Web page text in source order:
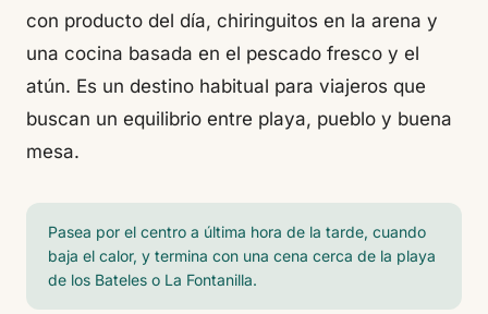
con producto del día, chiringuitos en la arena y
una cocina basada en el pescado fresco y el
atún. Es un destino habitual para viajeros que
buscan un equilibrio entre playa, pueblo y buena
mesa.
Pasea por el centro a última hora de la tarde, cuando
baja el calor, y termina con una cena cerca de la playa
de los Bateles o La Fontanilla.